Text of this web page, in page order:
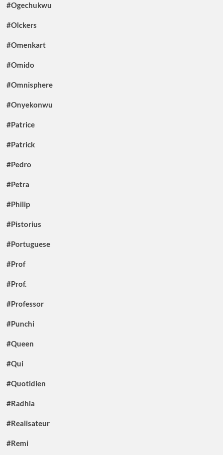
#Ogechukwu
#Olckers
#Omenkart
#Omido
#Omnisphere
#Onyekonwu
#Patrice
#Patrick
#Pedro
#Petra
#Philip
#Pistorius
#Portuguese
#Prof
#Prof.
#Professor
#Punchi
#Queen
#Qui
#Quotidien
#Radhia
#Realisateur
#Remi